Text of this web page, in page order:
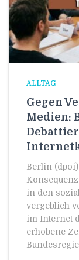
ALLTAG
Gegen
Medien:
Berlin
in den
vergeblich
im Internet
erhobene